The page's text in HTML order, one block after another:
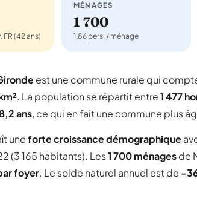
FR (42 ans)
MÉNAGES
1 700
1,86 pers. / ménage
est une commune rurale qui
. La population se répartit entre1 477
ans, ce qui en fait une commune plus
uneforte croissance démographique
(3 165 habitants). Les1 700 ménagesde
foyer. Le solde naturel annuel est de -